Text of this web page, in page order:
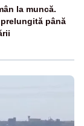
la muncă.
până